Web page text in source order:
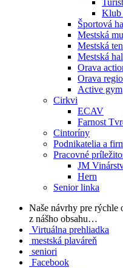
Klub
Športová
Mestská
Mestská
Mestská
Orava
Orava
Active gym
Cirkvi
ECAV
Farnost
Cintoríny
Podnikatelia a
Pracovné
JM
Hern
Senior linka
Naše návrhy pre rýchle
z nášho obsahu…
Virtuálna prehliadka
mestská plaváreň
seniori
Facebook